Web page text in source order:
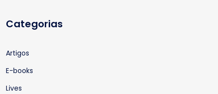
Categorias
Artigos
E-books
Lives